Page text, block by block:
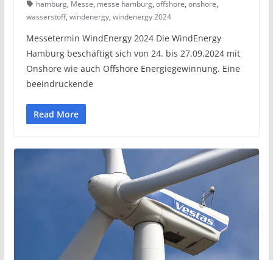
hamburg, Messe, messe hamburg, offshore, onshore,
wasserstoff, windenergy, windenergy 2024
Messetermin WindEnergy 2024 Die WindEnergy
Hamburg beschäftigt sich von 24. bis 27.09.2024 mit
Onshore wie auch Offshore Energiegewinnung. Eine
beeindruckende
Read More